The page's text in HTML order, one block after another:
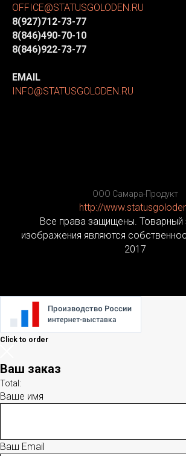
OFFICE@STATUSGOLODEN.RU
8(927)712-73-77
8(846)490-70-10
8(846)922-73-77
EMAIL
INFO@STATUSGOLODEN.RU
ООО Самара-Продукт
http://
Все права защищены. Товарный
изображения являются
2017
Click to order
Ваш заказ
Total:
Ваше имя
Ваш Email